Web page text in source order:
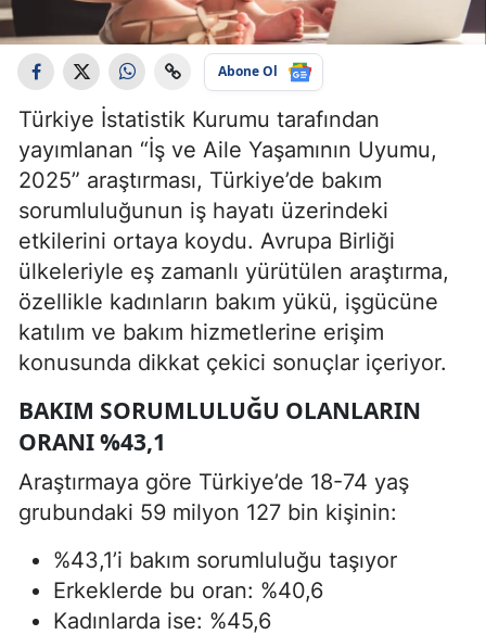
Abone Ol
Türkiye İstatistik Kurumu tarafından
yayımlanan “İş ve Aile Yaşamının Uyumu,
2025” araştırması, Türkiye’de bakım
sorumluluğunun iş hayatı üzerindeki
etkilerini ortaya koydu. Avrupa Birliği
ülkeleriyle eş zamanlı yürütülen araştırma,
özellikle kadınların bakım yükü, işgücüne
katılım ve bakım hizmetlerine erişim
konusunda dikkat çekici sonuçlar içeriyor.
BAKIM SORUMLULUĞU OLANLARIN
ORANI %43,1
Araştırmaya göre Türkiye’de 18-74 yaş
grubundaki 59 milyon 127 bin kişinin:
%43,1’i bakım sorumluluğu taşıyor
Erkeklerde bu oran: %40,6
Kadınlarda ise: %45,6